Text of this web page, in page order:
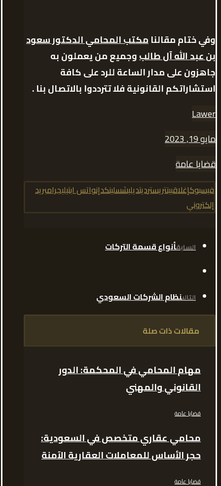
وفي ختام مقالنامكتب المحامي الدكتور سعود
بن عبد الله آل طالبوجميع من يعملون به
جاهزون على مدار الساعة للرد على كافة
استشاراتكم القانونية فلا تترددوا بالاتصال بنا .
Lawer
مايو 19, 2023
قضايا عامة
فيسبوكإغلاقبينتريسترديتديليشسلينكدإنواتس ابتيليجرامبريد
إلكتروني
السابقأنواع قسمة التركات
التالىنظام الشركات السعودي
مقالات ذات صلة
مهام المحامي في المحكمة: الدور
القانوني والمهني
قضايا عامة
محامي عقاري متخصص في السعودية:
حجر الأساس للمعاملات العقارية الآمنة
قضايا عامة